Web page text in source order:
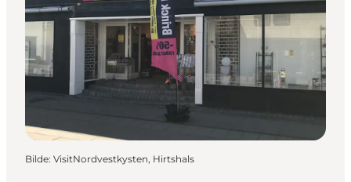
Events
Overnatting
Planlegg ferien
Bilde: VisitNordvestkysten, Hirtshals